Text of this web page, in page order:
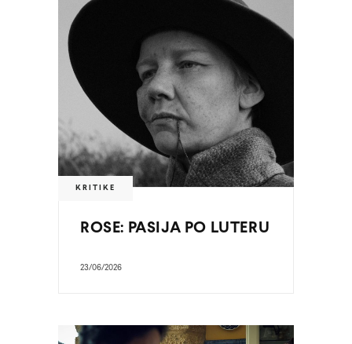
KRITIKE
ROSE: PASIJA PO LUTERU
23/06/2026